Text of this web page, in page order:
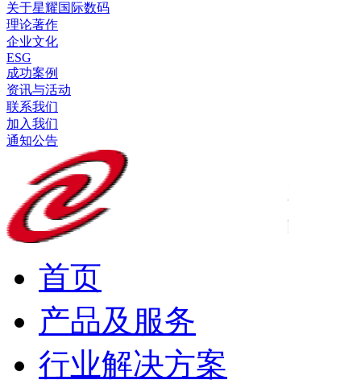
关于星耀国际数码
理论著作
企业文化
ESG
成功案例
资讯与活动
联系我们
加入我们
通知公告
首页
产品及服务
行业解决方案